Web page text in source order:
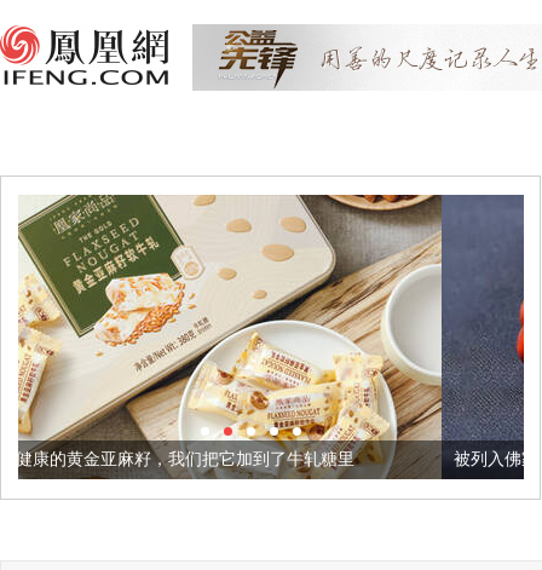
们把它加到了牛轧糖里 被列入佛家七宝的它到底有多美？